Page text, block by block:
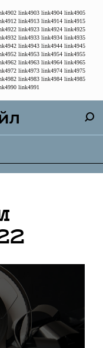
link4903 link4904 link4905
link4913 link4914 link4915
link4923 link4924 link4925
link4933 link4934 link4935
link4943 link4944 link4945
link4953 link4954 link4955
link4963 link4964 link4965
link4973 link4974 link4975
link4983 link4984 link4985
link4991